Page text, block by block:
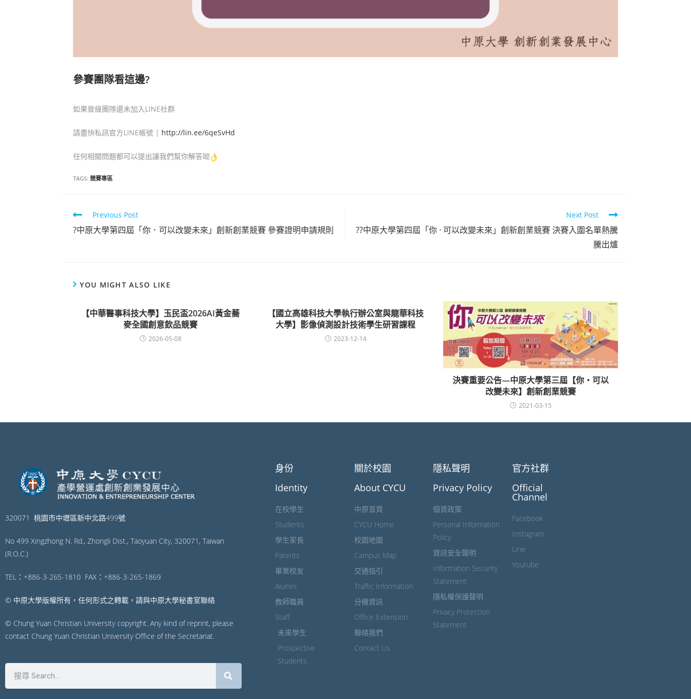
參賽團隊看這邊?
如果晉級團隊還未加入LINE社群
請盡快私訊官方LINE帳號 | http://lin.ee/6qeSvHd
任何相關問題都可以提出讓我們幫你解答呦
TAGS: 競賽專區
Previous Post
?中原大學第四屆「你．可以改變未來」創新創業競賽 參賽證明申請規則
Next Post
??中原大學第四屆「你 · 可以改變未來」創新創業競賽 決賽入圍名單熱騰
騰出爐
YOU MIGHT ALSO LIKE
【中華醫事科技大學】玉民盃2026AI黃金蕎
麥全國創意飲品競賽
2026-05-08
【國立高雄科技大學執行辦公室與龍華科技
大學】影像偵測設計技術學生研習課程
2023-12-14
決賽重要公告—中原大學第三屆【你‧可以
改變未來】創新創業競賽
2021-03-15
320071 桃園市中壢區新中北路499號
No 499 Xingzhong N. Rd., Zhongli Dist., Taoyuan City, 320071, Taiwan
(R.O.C.)
TEL：+886-3-265-1810 FAX：+886-3-265-1869
© 中原大學版權所有，任何形式之轉載，請與中原大學秘書室聯絡
© Chung Yuan Christian University copyright. Any kind of reprint, please
contact Chung Yuan Christian University Office of the Secretariat.
身份
Identity
在校學生
Students
學生家長
Parents
畢業校友
Alumni
教師職員
Staff
未來學生
Prospective
Students
關於校園
About CYCU
中原首頁
CYCU Home
校園地圖
Campus Map
交通指引
Traffic Information
分機資訊
Office Extension
聯絡我們
Contact Us
隱私聲明
Privacy Policy
個資政策
Personal Information
Policy
資訊安全聲明
Information Security
Statement
隱私權保護聲明
Privacy Protection
Statement
官方社群
Official
Channel
Facebook
Instagram
Line
Youtube